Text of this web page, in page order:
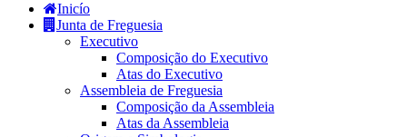
Inicío
Junta de Freguesia
Executivo
Composição do Executivo
Atas do Executivo
Assembleia de Freguesia
Composição da Assembleia
Atas da Assembleia